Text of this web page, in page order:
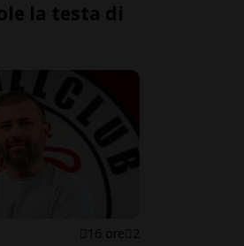
la testa di
16 ore 2